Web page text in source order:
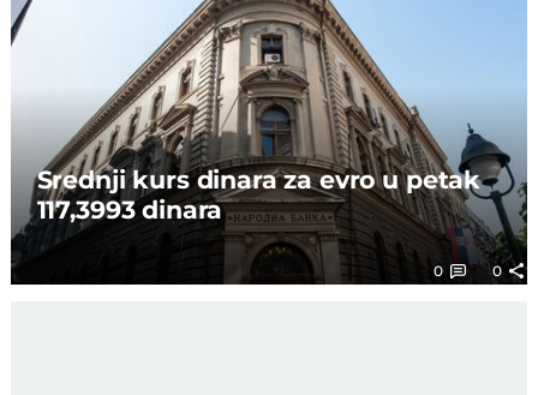
Srednji kurs dinara za evro u petak
117,3993 dinara
0 0